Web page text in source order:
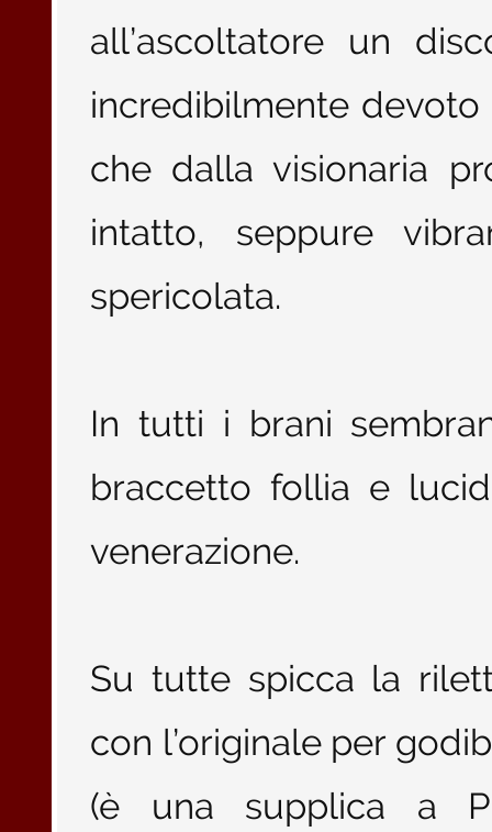
all’ascoltatore un
incredibilmente
che dalla visionaria
intatto, seppure
spericolata.
In tutti i brani
braccetto follia e
venerazione.
Su tutte spicca la
con l’originale per
(è una supplica a